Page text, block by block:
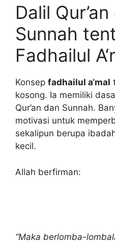
Dalil
Sunnah
Fadhailul
Konsep fadhailul a‘mal
kosong. Ia memiliki
Qur’an dan Sunnah.
motivasi untuk
sekalipun berupa
kecil.
Allah berfirman:
“Maka berlomba-